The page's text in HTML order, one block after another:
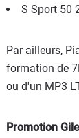
S Sport 50
Par ailleurs,
formation de
ou d'un MP3
Promotion